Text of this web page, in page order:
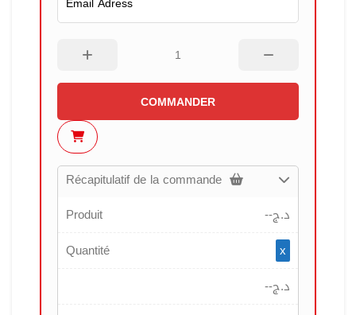
COMMANDER
Récapitulatif de la commande
Produit
--د.ج
Quantité
x
--د.ج